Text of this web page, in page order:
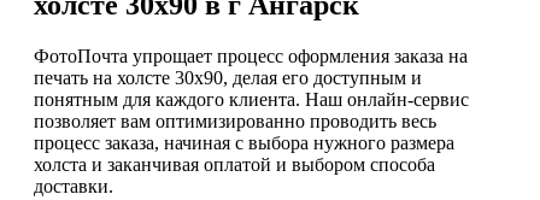
ФотоПочта упрощает процесс оформления заказа на
печать на холсте 30х90, делая его доступным и
понятным для каждого клиента. Наш онлайн-сервис
позволяет вам оптимизированно проводить весь
процесс заказа, начиная с выбора нужного размера
холста и заканчивая оплатой и выбором способа
доставки.